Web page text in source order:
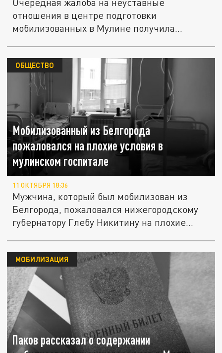
Очередная жалоба на неуставные
отношения в центре подготовки
мобилизованных в Мулине получила
Мобилизованный из Белгорода
пожаловался на плохие условия в
мулинском госпитале
ОБЩЕСТВО
11 ОКТЯБРЯ 18:36
Мужчина, который был мобилизован из
Белгорода, пожаловался нижегородскому
губернатору Глебу Никитину на плохие...
Паков рассказал о содержании
МОБИЛИЗАЦИЯ